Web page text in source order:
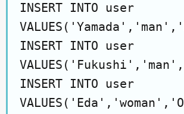
INSERT INTO user
INSERT INTO user
INSERT INTO user